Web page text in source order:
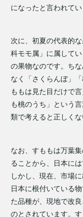
になったと言われてい
次に、初夏の代表的
科モモ属」に属して
の果物なのです。ち
なく「さくらんぼ」
ももは見た目だけで
も桃のうち」という
類で考えると正しく
なお、すももは万葉
ることから、日本に
しかし、現在、市場
日本に根付いている
た品種が、現地で改
のとされています。